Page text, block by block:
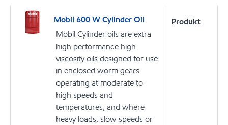
Mobil 600 W Cylinder Oil
Mobil Cylinder oils are extra
high performance high
viscosity oils designed for use
in enclosed worm gears
operating at moderate to
high speeds and
temperatures, and where
heavy loads, slow speeds or
Produkt